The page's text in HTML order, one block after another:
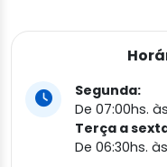
Segunda:
De 07:00hs.
Terça a
De 06:30hs.